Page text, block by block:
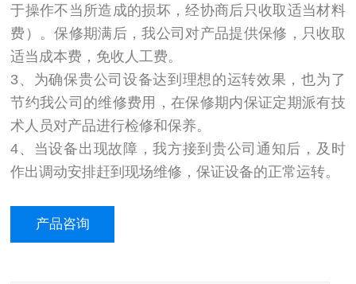
于操作不当所造成的损坏，经协商后只收取适当材料
费）。保修期满后，我公司对产品提供保修，只收取
适当成本费，免收人工费。
3、为确保贵公司设备达到理想的运转效果，也为了
节约我公司的维修费用，在保修期内保证定期派有技
术人员对产品进行检修和保养。
4、当设备出现故障，我方接到贵公司通知后，及时
作出调动安排赶到现场维修，保证设备的正常运转。
产品咨询